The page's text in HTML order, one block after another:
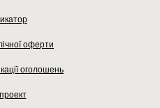
оферти
оголошень